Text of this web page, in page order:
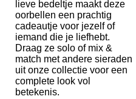
lieve bedeltje maakt deze
oorbellen een prachtig
cadeautje voor jezelf of
iemand die je liefhebt.
Draag ze solo of mix &
match met andere sieraden
uit onze collectie voor een
complete look vol
betekenis.